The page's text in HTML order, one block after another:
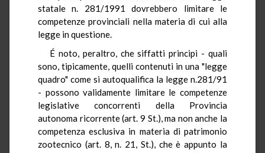
statale n. 281/1991 dovrebbero limitare le
competenze provinciali nella materia di cui alla
legge in questione.
É noto, peraltro, che siffatti principi - quali
sono, tipicamente, quelli contenuti in una "legge
quadro" come si autoqualifica la legge n.281/91
- possono validamente limitare le competenze
legislative concorrenti della Provincia
autonoma ricorrente (art. 9 St.), ma non anche la
competenza esclusiva in materia di patrimonio
zootecnico (art. 8, n. 21, St.), che è appunto la